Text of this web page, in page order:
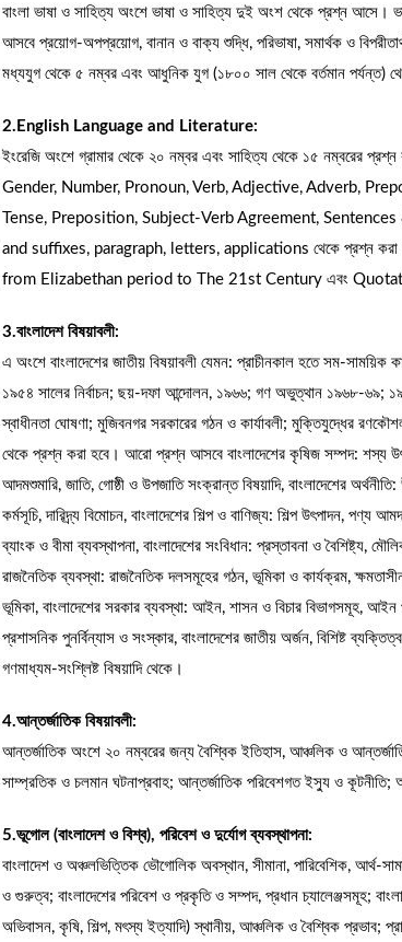
বাংলা ভাষা ও সাহিত্য অংশে ভাষা ও সাহিত্য দুই অংশ থেকে প্রশ্ন আসে।
আসবে প্রয়োগ-অপপ্রয়োগ, বানান ও বাক্য শুদ্ধি, পরিভাষা, সমার্থক ও
মধ্যযুগ থেকে ৫ নম্বর এবং আধুনিক যুগ (১৮০০ সাল থেকে বর্তমান পর্যন্ত)
2.English Language and Literature:
ইংরেজি অংশে গ্রামার থেকে ২০ নম্বর এবং সাহিত্য থেকে ১৫
Gender, Number, Pronoun, Verb, Adjective, Adverb,
Tense, Preposition, Subject-Verb Agreement,
and suffixes, paragraph, letters, applications থেকে প্রশ্ন করা
from Elizabethan period to The 21st Century এবং
3.বাংলাদেশ বিষয়াবলী:
এ অংশে বাংলাদেশের জাতীয় বিষয়াবলী যেমন: প্রাচীনকাল হতে সম-সাময়িক
১৯৫৪ সালের নির্বাচন; ছয়-দফা আন্দোলন, ১৯৬৬; গণ অভুত্থান ১৯৬৮-৬৯;
স্বাধীনতা ঘোষণা; মুজিবনগর সরকারের গঠন ও কার্যাবলী; মুক্তিযুদ্ধের
থেকে প্রশ্ন করা হবে। আরো প্রশ্ন আসবে বাংলাদেশের কৃষিজ সম্পদ: শস্য
আদমশুমারি, জাতি, গোষ্ঠী ও উপজাতি সংক্রান্ত বিষয়াদি, বাংলাদেশের
কর্মসূচি, দারিদ্র্য বিমোচন, বাংলাদেশের শিল্প ও বাণিজ্য: শিল্প উৎপাদন, পণ্য
ব্যাংক ও বীমা ব্যবস্থাপনা, বাংলাদেশের সংবিধান: প্রস্তাবনা ও বৈশিষ্ট্য,
রাজনৈতিক ব্যবস্থা: রাজনৈতিক দলসমূহের গঠন, ভূমিকা ও কার্যক্রম,
ভূমিকা, বাংলাদেশের সরকার ব্যবস্থা: আইন, শাসন ও বিচার বিভাগসমূহ, আইন
প্রশাসনিক পুনর্বিন্যাস ও সংস্কার, বাংলাদেশের জাতীয় অর্জন, বিশিষ্ট
গণমাধ্যম-সংশ্লিষ্ট বিষয়াদি থেকে।
4.আন্তর্জাতিক বিষয়াবলী:
আন্তর্জাতিক অংশে ২০ নম্বরের জন্য বৈশ্বিক ইতিহাস, আঞ্চলিক ও
সাম্প্রতিক ও চলমান ঘটনাপ্রবাহ; আন্তর্জাতিক পরিবেশগত ইস্যু ও কূটনীতি;
5.ভূগোল (বাংলাদেশ ও বিশ্ব), পরিবেশ ও দুর্যোগ ব্যবস্থাপনা:
বাংলাদেশ ও অঞ্চলভিত্তিক ভৌগোলিক অবস্থান, সীমানা, পারিবেশিক,
ও গুরুত্ব; বাংলাদেশের পরিবেশ ও প্রকৃতি ও সম্পদ, প্রধান চ্যালেঞ্জসমূহ;
অভিবাসন, কৃষি, শিল্প, মৎস্য ইত্যাদি) স্থানীয়, আঞ্চলিক ও বৈশ্বিক প্রভাব;